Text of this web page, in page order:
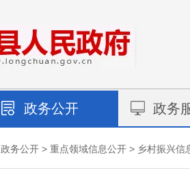
政务公开 政务
政务公开 > 重点领域信息公开 > 乡村振兴信